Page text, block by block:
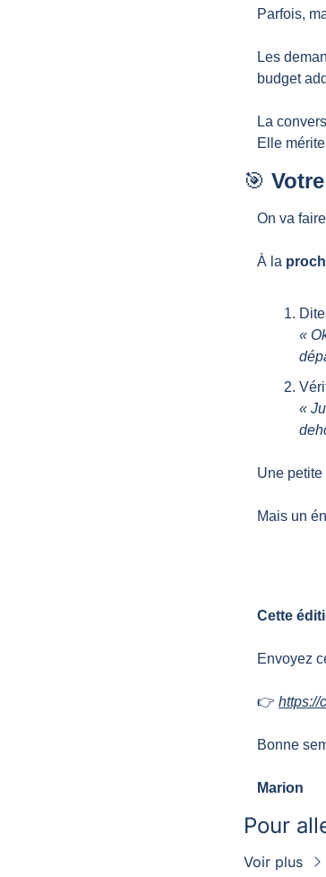
Parfois,
Les
budget
La
Elle
🎯
On va
À la
«
«
Une
Mais un
Cette
Envoyez
👉 https://
Bonne
Marion
Pour
Voir plus